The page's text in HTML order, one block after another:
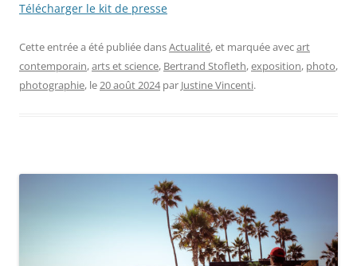
Télécharger le kit de presse
Cette entrée a été publiée dansActualité, et marquée avecart
contemporain,arts et science, Bertrand Stofleth,exposition, photo,
photographie, le20 août 2024 par Justine Vincenti.